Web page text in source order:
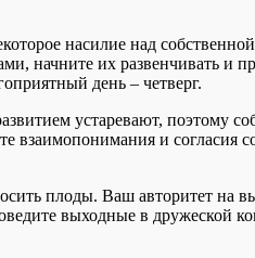
насилие над
начните их развенчивать и
день – четверг.
устаревают, поэтому
и согласия
плоды. Ваш авторитет
выходные в дружеской